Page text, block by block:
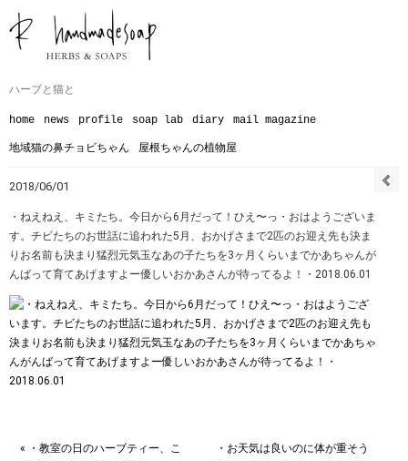
ハーブと猫と
home news profile soap lab diary mail magazine
地域猫の鼻チョビちゃん 屋根ちゃんの植物屋
2018/06/01
・ねえねえ、キミたち。今日から6月だって！ひえ〜っ・おはようございま
す。チビたちのお世話に追われた5月、おかげさまで2匹のお迎え先も決ま
りお名前も決まり猛烈元気玉なあの子たちを3ヶ月くらいまでかあちゃんが
んばって育てあげますよー優しいおかあさんが待ってるよ！・2018.06.01
« ・教室の日のハーブティー、こ
・お天気は良いのに体が重そう